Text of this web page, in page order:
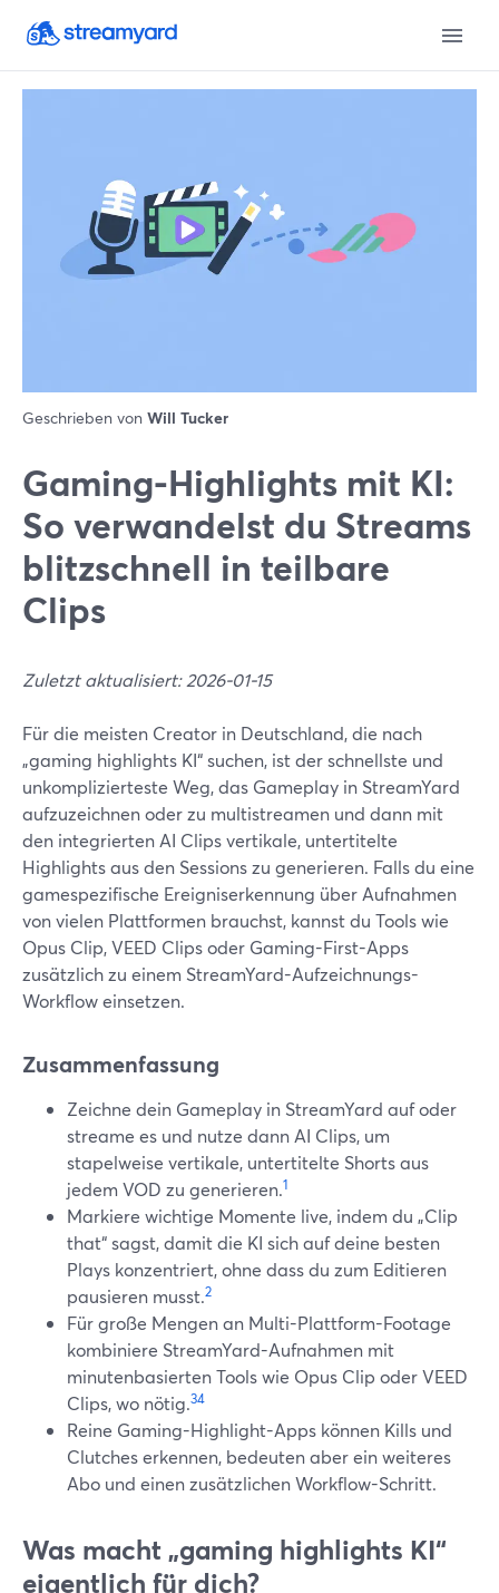
Geschrieben von Will Tucker
Gaming-Highlights mit KI:
So verwandelst du Streams
blitzschnell in teilbare
Clips
Zuletzt aktualisiert: 2026-01-15
Für die meisten Creator in Deutschland, die nach
„gaming highlights KI“ suchen, ist der schnellste und
unkomplizierteste Weg, das Gameplay in StreamYard
aufzuzeichnen oder zu multistreamen und dann mit
den integrierten AI Clips vertikale, untertitelte
Highlights aus den Sessions zu generieren. Falls du eine
gamespezifische Ereigniserkennung über Aufnahmen
von vielen Plattformen brauchst, kannst du Tools wie
Opus Clip, VEED Clips oder Gaming-First-Apps
zusätzlich zu einem StreamYard-Aufzeichnungs-
Workflow einsetzen.
Zusammenfassung
Zeichne dein Gameplay in StreamYard auf oder
streame es und nutze dann AI Clips, um
stapelweise vertikale, untertitelte Shorts aus
jedem VOD zu generieren.1
Markiere wichtige Momente live, indem du „Clip
that“ sagst, damit die KI sich auf deine besten
Plays konzentriert, ohne dass du zum Editieren
pausieren musst.2
Für große Mengen an Multi-Plattform-Footage
kombiniere StreamYard-Aufnahmen mit
minutenbasierten Tools wie Opus Clip oder VEED
Clips, wo nötig.34
Reine Gaming-Highlight-Apps können Kills und
Clutches erkennen, bedeuten aber ein weiteres
Abo und einen zusätzlichen Workflow-Schritt.
Was macht „gaming highlights KI“
eigentlich für dich?